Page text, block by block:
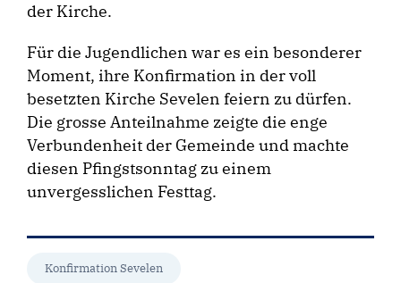
der Kirche.
Für die Jugendlichen war es ein besonderer
Moment, ihre Konfirmation in der voll
besetzten Kirche Sevelen feiern zu dürfen.
Die grosse Anteilnahme zeigte die enge
Verbundenheit der Gemeinde und machte
diesen Pfingstsonntag zu einem
unvergesslichen Festtag.
Konfirmation Sevelen